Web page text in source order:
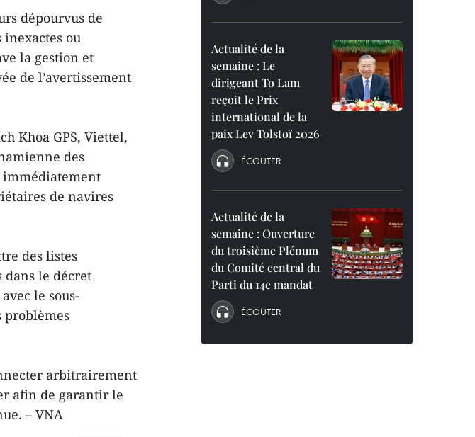
dépourvus de
ou
la gestion et
de l’avertissement
Khoa GPS, Viettel,
des
immédiatement
de navires
des listes
dans le décret
le sous-
problèmes
arbitrairement
afin de garantir le
– VNA
Actualité de la
semaine : Le
dirigeant To Lam
reçoit le Prix
international de la
paix Lev Tolstoï 2026
ÉCOUTER
Actualité de la
semaine : Ouverture
du troisième Plénum
du Comité central du
Parti du 14e mandat
ÉCOUTER